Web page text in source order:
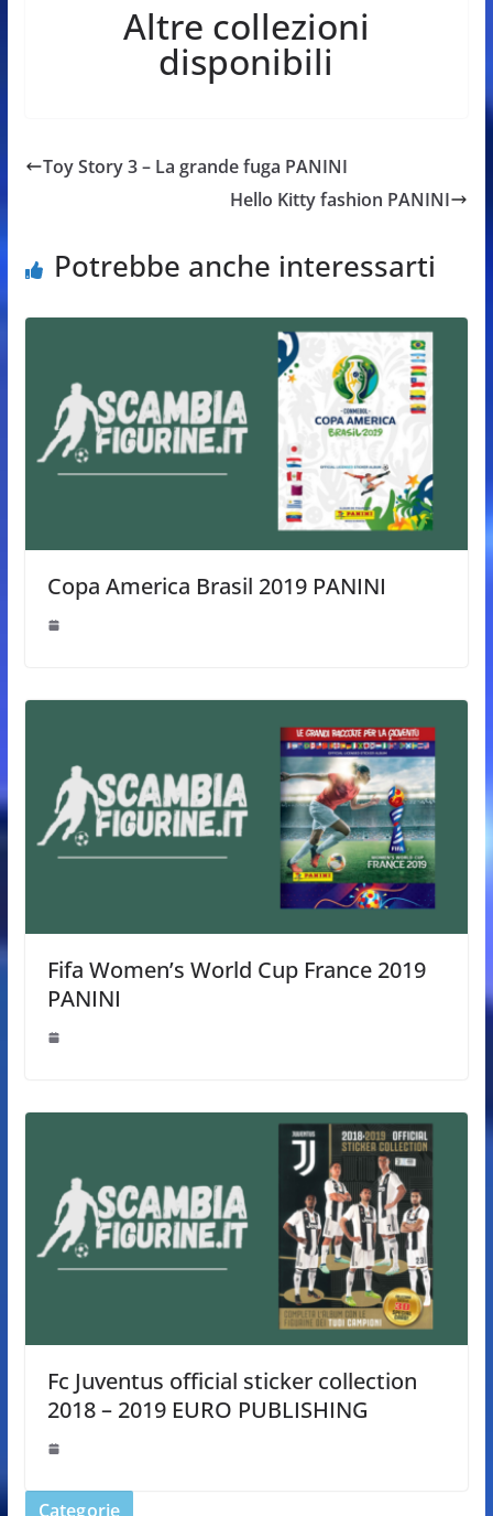
Altre collezioni
disponibili
Toy Story 3 – La grande fuga PANINI
Hello Kitty fashion PANINI
Potrebbe anche interessarti
Copa America Brasil 2019 PANINI
Fifa Women’s World Cup France 2019
PANINI
Fc Juventus official sticker collection
2018 – 2019 EURO PUBLISHING
Categorie